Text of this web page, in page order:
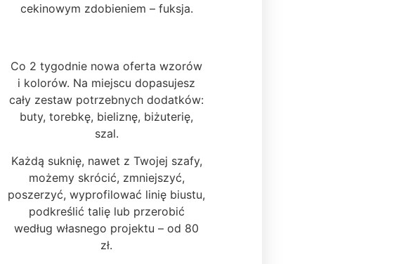
cekinowym zdobieniem – fuksja.
Co 2 tygodnie nowa oferta wzorów
i kolorów. Na miejscu dopasujesz
cały zestaw potrzebnych dodatków:
buty, torebkę, bieliznę, biżuterię,
szal.
Każdą suknię, nawet z Twojej szafy,
możemy skrócić, zmniejszyć,
poszerzyć, wyprofilować linię biustu,
podkreślić talię lub przerobić
według własnego projektu – od 80
zł.